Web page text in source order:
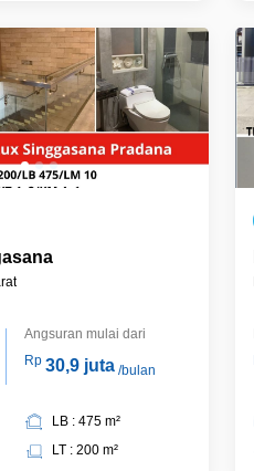
Angsuran mulai dari
Rp 30,9 juta/bulan
LB : 475 m²
LT : 200 m²